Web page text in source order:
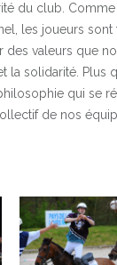
du club.
les joueurs
des valeurs que
la solidarité. Plus
qui se
de nos